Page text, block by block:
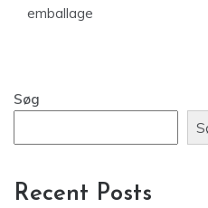
emballage
Søg
Recent Posts